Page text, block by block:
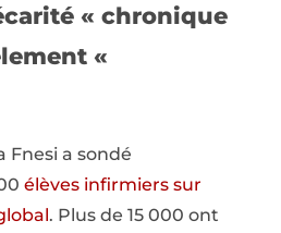
« chronique
«
Fnesi a sondé
élèves infirmiers sur
. Plus de 15 000 ont